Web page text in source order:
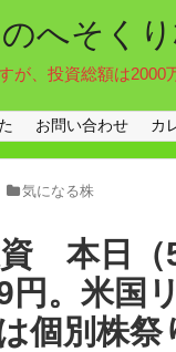
へそく
が、投資総額は2000
お問い合わせ カ
気になる株
本日（
円。米国
個別株祭